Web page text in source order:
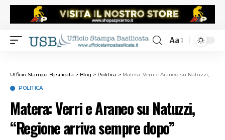
Aa
Ufficio Stampa Basilicata > Blog > Politica > Matera: Verri e Araneo su Natuzzi, “Regione arriva sempre dopo”
POLITICA
Matera: Verri e Araneo su Natuzzi,
“Regione arriva sempre dopo”